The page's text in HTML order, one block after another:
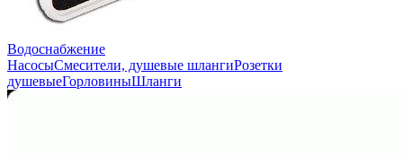
Водоснабжение
НасосыСмесители, душевые шлангиРозетки
душевыеГорловиныШланги